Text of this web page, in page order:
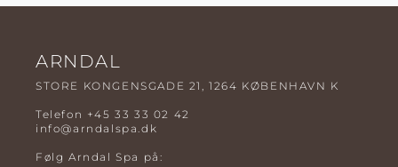
ARNDAL
STORE KONGENSGADE 21, 1264 KØBENHAVN K
Telefon +45 33 33 02 42
info@arndalspa.dk
Følg Arndal Spa på: